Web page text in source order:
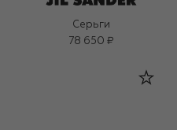
Серьги
78 650 ₽